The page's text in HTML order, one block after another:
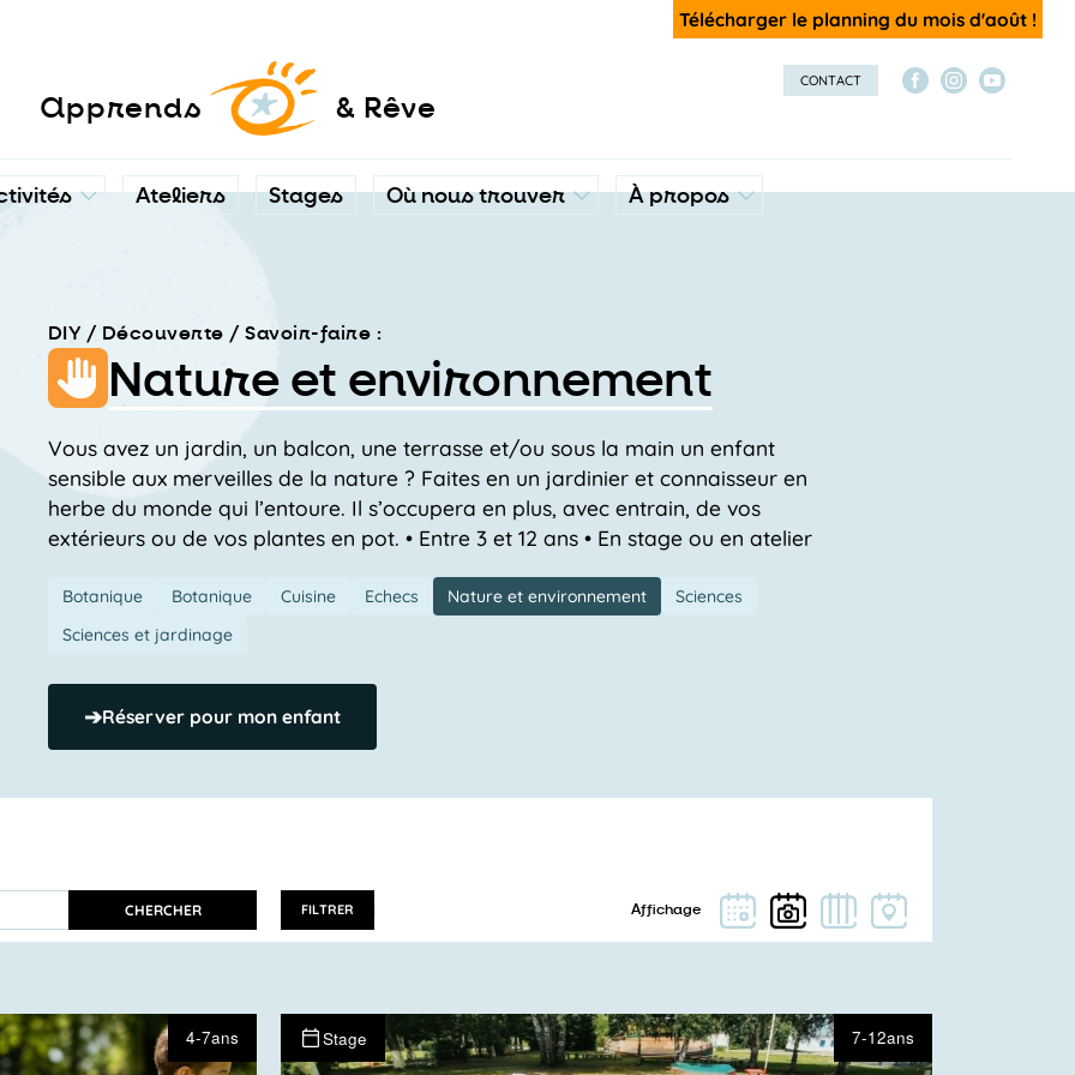
Télécharger le planning du mois d'août !
apprends & Rêve
Ateliers Stages Où nous trouver À propos
CONTACT
DIY / Découverte / Savoir-faire :
Nature et environnement
Vous avez un jardin, un balcon, une terrasse et/ou sous la main un enfant
sensible aux merveilles de la nature ? Faites en un jardinier et connaisseur en
herbe du monde qui l’entoure. Il s’occupera en plus, avec entrain, de vos
extérieurs ou de vos plantes en pot. • Entre 3 et 12 ans • En stage ou en atelier
Botanique Botanique Cuisine Echecs Nature et environnement
Sciences
Sciences et jardinage
➔Réserver pour mon enfant
CHERCHER FILTRER
4-7ans Stage 7-12ans